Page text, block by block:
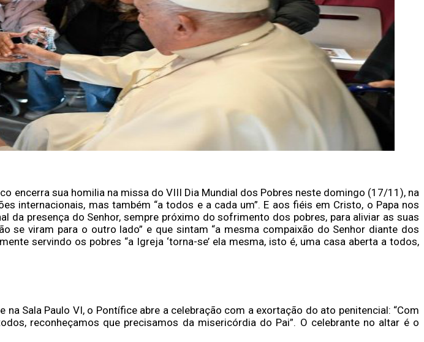
encerra sua homilia na missa do VIII Dia Mundial dos Pobres neste domingo (17/11), na
internacionais, mas também “a todos e a cada um”. E aos fiéis em Cristo, o Papa nos
da presença do Senhor, sempre próximo do sofrimento dos pobres, para aliviar as suas
se viram para o outro lado” e que sintam “a mesma compaixão do Senhor diante dos
servindo os pobres “a Igreja ‘torna-se’ ela mesma, isto é, uma casa aberta a todos,
Sala Paulo VI, o Pontífice abre a celebração com a exortação do ato penitencial: “Com
reconheçamos que precisamos da misericórdia do Pai”. O celebrante no altar é o